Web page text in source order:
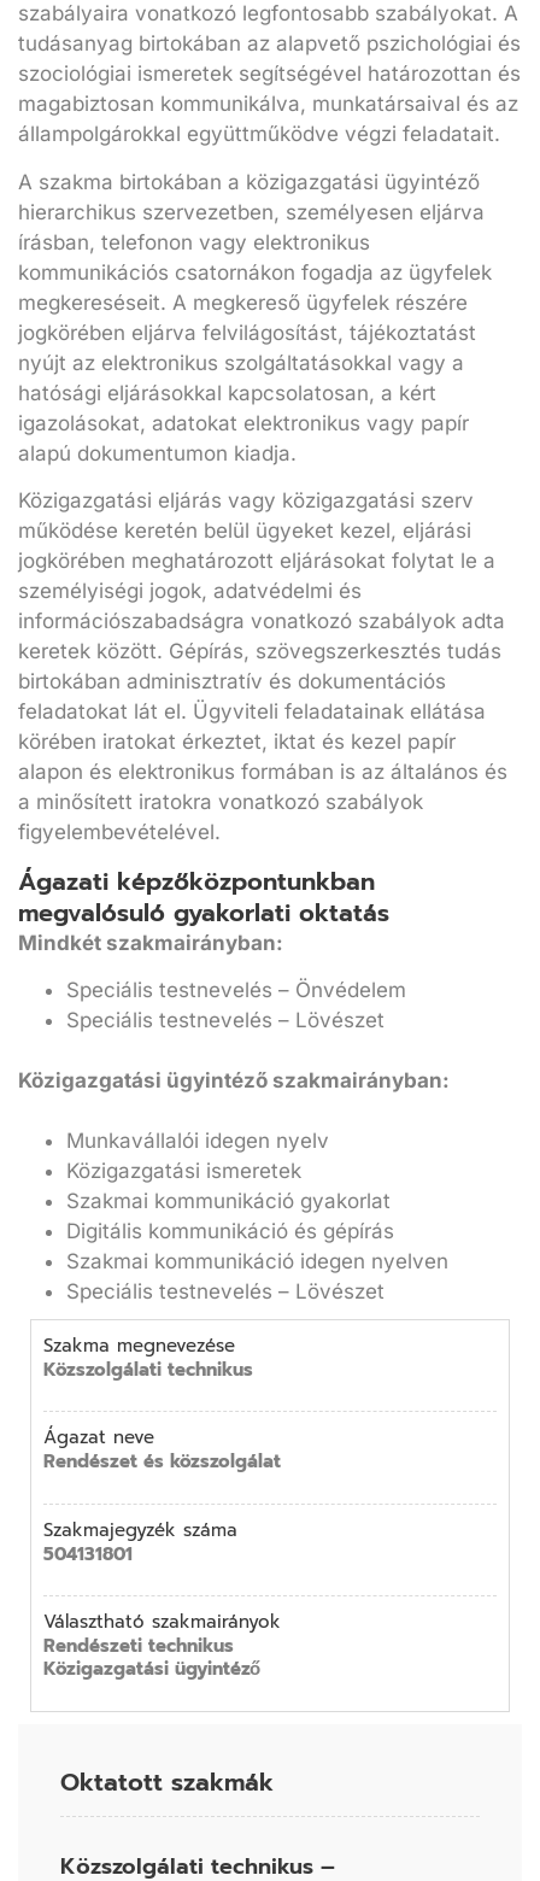
szabályaira vonatkozó legfontosabb szabályokat. A
tudásanyag birtokában az alapvető pszichológiai és
szociológiai ismeretek segítségével határozottan és
magabiztosan kommunikálva, munkatársaival és az
állampolgárokkal együttműködve végzi feladatait.
A szakma birtokában a közigazgatási ügyintéző
hierarchikus szervezetben, személyesen eljárva
írásban, telefonon vagy elektronikus
kommunikációs csatornákon fogadja az ügyfelek
megkereséseit. A megkereső ügyfelek részére
jogkörében eljárva felvilágosítást, tájékoztatást
nyújt az elektronikus szolgáltatásokkal vagy a
hatósági eljárásokkal kapcsolatosan, a kért
igazolásokat, adatokat elektronikus vagy papír
alapú dokumentumon kiadja.
Közigazgatási eljárás vagy közigazgatási szerv
működése keretén belül ügyeket kezel, eljárási
jogkörében meghatározott eljárásokat folytat le a
személyiségi jogok, adatvédelmi és
információszabadságra vonatkozó szabályok adta
keretek között. Gépírás, szövegszerkesztés tudás
birtokában adminisztratív és dokumentációs
feladatokat lát el. Ügyviteli feladatainak ellátása
körében iratokat érkeztet, iktat és kezel papír
alapon és elektronikus formában is az általános és
a minősített iratokra vonatkozó szabályok
figyelembevételével.
Ágazati képzőközpontunkban
megvalósuló gyakorlati oktatás
Mindkét szakmairányban:
Speciális testnevelés – Önvédelem
Speciális testnevelés – Lövészet
Közigazgatási ügyintéző szakmairányban:
Munkavállalói idegen nyelv
Közigazgatási ismeretek
Szakmai kommunikáció gyakorlat
Digitális kommunikáció és gépírás
Szakmai kommunikáció idegen nyelven
Speciális testnevelés – Lövészet
Szakma megnevezése
Közszolgálati technikus
Ágazat neve
Rendészet és közszolgálat
Szakmajegyzék száma
504131801
Választható szakmairányok
Rendészeti technikus
Közigazgatási ügyintéző
Oktatott szakmák
Közszolgálati technikus –